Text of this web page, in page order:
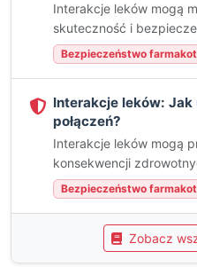
Interakcje leków mogą
skuteczność i
Bezpieczeństwo
Interakcje leków:
połączeń?
Interakcje leków mogą
konsekwencji
Bezpieczeństwo
Zobacz